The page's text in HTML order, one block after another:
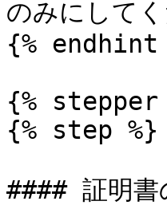
のみにして
{% endhint
{% stepper
{% step %}
#### 証明書